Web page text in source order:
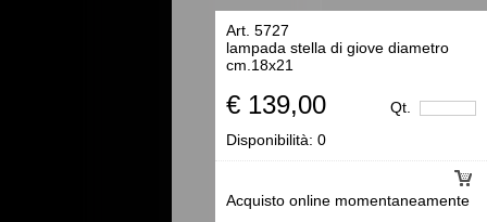
Art. 5727
lampada stella di giove diametro
cm.18x21
€ 139,00 Qt.
Acquisto online momentaneamente
Disponibilità: 0